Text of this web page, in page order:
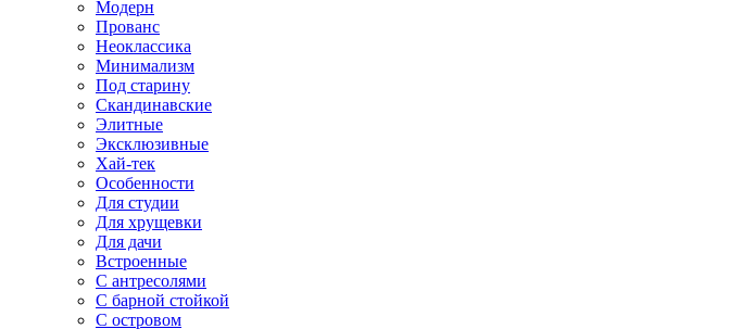
Модерн
Прованс
Неоклассика
Минимализм
Под старину
Скандинавские
Элитные
Эксклюзивные
Хай-тек
Особенности
Для студии
Для хрущевки
Для дачи
Встроенные
С антресолями
С барной стойкой
С островом